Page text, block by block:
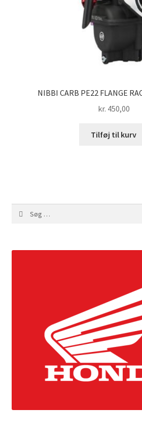
NIBBI CARB PE22 FLANGE
kr. 450,00
Tilføj til kurv